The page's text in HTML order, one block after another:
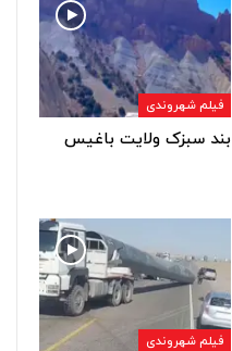
فیلم شهروندی
بند سبزک ولایت باغیس
فیلم شهروندی